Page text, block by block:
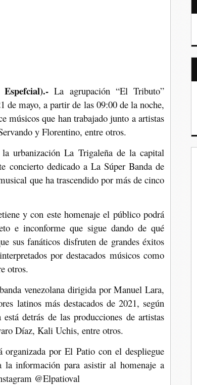
La agrupación “El Tributo”
de mayo, a partir de las 09:00 de la noche,
músicos que han trabajado junto a artistas
y Florentino, entre otros.
urbanización La Trigaleña de la capital
concierto dedicado a La Súper Banda de
que ha trascendido por más de cinco
y con este homenaje el público podrá
e inconforme que sigue dando de qué
sus fanáticos disfruten de grandes éxitos
por destacados músicos como
otros.
venezolana dirigida por Manuel Lara,
latinos más destacados de 2021, según
detrás de las producciones de artistas
Díaz, Kali Uchis, entre otros.
organizada por El Patio con el despliegue
la información para asistir al homenaje a
@Elpatioval